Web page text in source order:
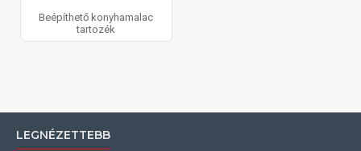
Beépíthető konyhamalac
tartozék
LEGNÉZETTEBB